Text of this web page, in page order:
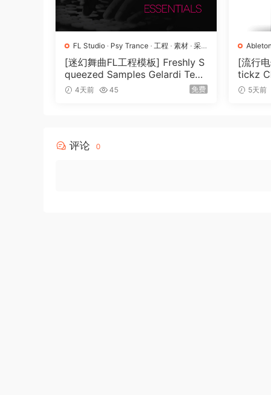
根据新的 UCS 标准
Make YOUR Impact
CINEMATIC IMPACTS provides a
sounds for highlights, titles, or to use it as a
It’s about creating audio full stops – sounds
As a sound designer, you’re not just adding
FL Studio · Psy Trance · 工程 · 素材 · 采
样
[迷幻舞曲FL工程模板] Freshly S
queezed Samples Gelardi Tem
plate Essentials Vol.1（54.7M
4天前 45 免费
Pro·
[流行
tickz
nsion
5天前
评论 0